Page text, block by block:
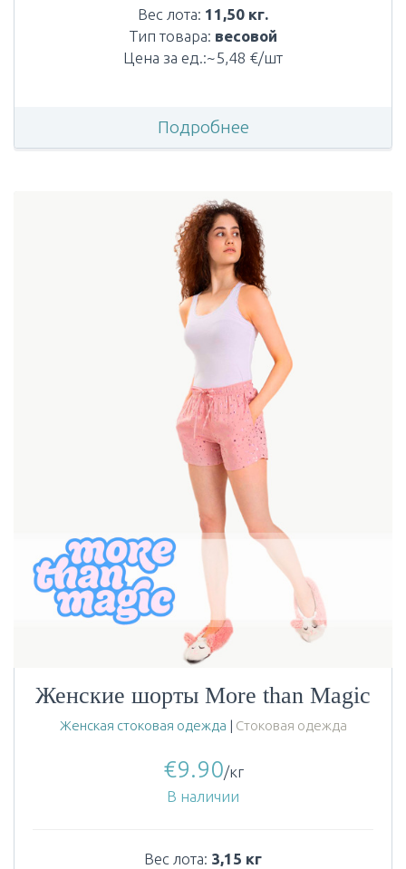
Вес лота: 11,50 кг.
Тип товара: весовой
Цена за ед.:~5,48 €/шт
Подробнее
Женские шорты More than Magic
Женская стоковая одежда | Стоковая одежда
€9.90/кг
В наличии
Вес лота: 3,15 кг